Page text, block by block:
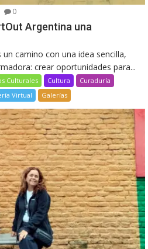
0
Argentina una
camino con una idea sencilla,
crear oportunidades para...
Culturales Cultura
Curaduría
Virtual Galerías